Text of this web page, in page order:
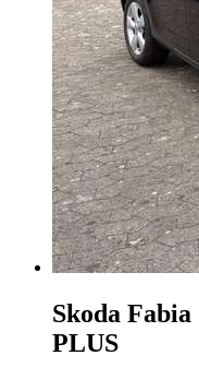
Skoda Fabia
PLUS